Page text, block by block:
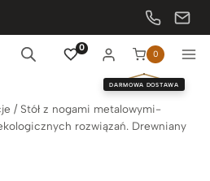
0
0
DARMOWA DOSTAWA
/ Stół z nogami metalowymi-
rozwiązań. Drewniany